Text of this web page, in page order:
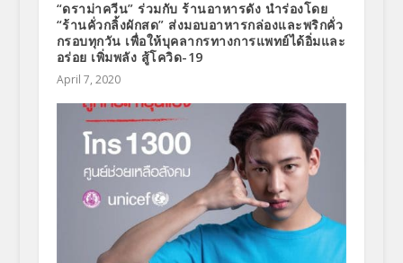
“ดราม่าควีน” ร่วมกับ ร้านอาหารดัง นำร่องโดย
“ร้านคั่วกลิ้งผักสด” ส่งมอบอาหารกล่องและพริกคั่ว
กรอบทุกวัน เพื่อให้บุคลากรทางการแพทย์ได้อิ่มและ
อร่อย เพิ่มพลัง สู้โควิด-19
April 7, 2020